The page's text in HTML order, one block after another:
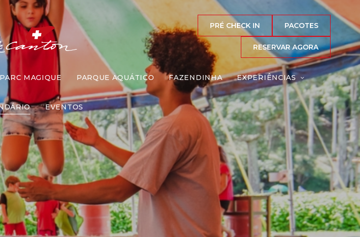
PRÉ CHECK IN PACOTES
RESERVAR AGORA
PARC MAGIQUE PARQUE AQUÁTICO FAZENDINHA EXPERIÊNCIAS
EVENTOS
de Circo
Reserve agora, com
o melhor preço
garantido